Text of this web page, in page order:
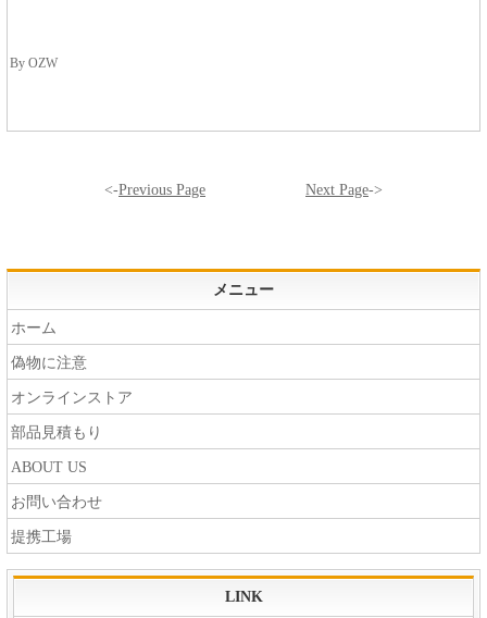
By OZW
<-Previous Page Next Page->
メニュー
ホーム
偽物に注意
オンラインストア
部品見積もり
ABOUT US
お問い合わせ
提携工場
LINK